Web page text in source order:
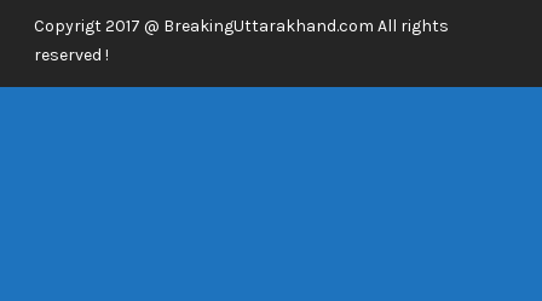
Copyrigt 2017 @ BreakingUttarakhand.com All rights
reserved !